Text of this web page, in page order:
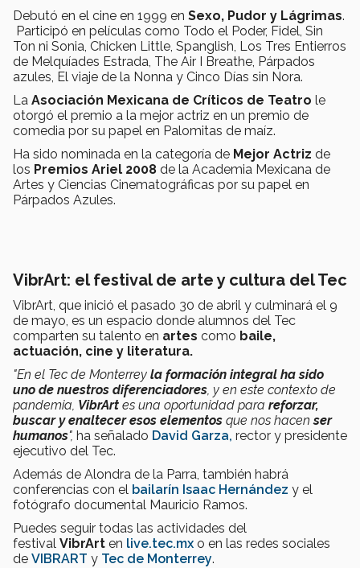
Debutó en el cine en 1999 en Sexo, Pudor y Lágrimas.
Participó en películas como Todo el Poder, Fidel, Sin
Ton ni Sonia, Chicken Little, Spanglish, Los Tres Entierros
de Melquíades Estrada, The Air I Breathe, Párpados
azules, El viaje de la Nonna y Cinco Días sin Nora.
La Asociación Mexicana de Críticos de Teatro le
otorgó el premio a la mejor actriz en un premio de
comedia por su papel en Palomitas de maíz.
Ha sido nominada en la categoría de Mejor Actriz de
los Premios Ariel 2008 de la Academia Mexicana de
Artes y Ciencias Cinematográficas por su papel en
Párpados Azules.
VibrArt: el festival de arte y cultura del Tec
VibrArt, que inició el pasado 30 de abril y culminará el 9
de mayo, es un espacio donde alumnos del Tec
comparten su talento en artes como baile,
actuación, cine y literatura.
"En el Tec de Monterrey la formación integral ha sido
uno de nuestros diferenciadores, y en este contexto de
pandemia, VibrArt es una oportunidad para reforzar,
buscar y enaltecer esos elementos que nos hacen ser
humanos", ha señalado David Garza, rector y presidente
ejecutivo del Tec.
Además de Alondra de la Parra, también habrá
conferencias con el bailarín Isaac Hernández y el
fotógrafo documental Mauricio Ramos.
Puedes seguir todas las actividades del
festival VibrArt en live.tec.mx o en las redes sociales
de VIBRART y Tec de Monterrey.